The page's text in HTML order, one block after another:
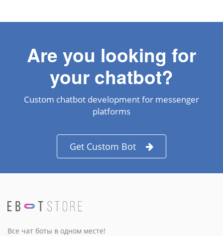
Are you looking for
your chatbot?
Custom chatbot development for messenger
platforms
Get Custom Bot
Все чат боты в одном месте!